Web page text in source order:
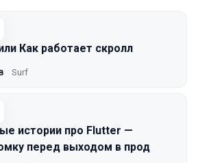
Как работает скролл
Surf
истории про Flutter —
перед выходом в прод